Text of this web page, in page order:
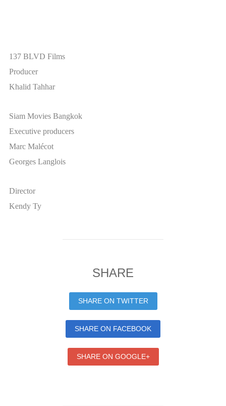
137 BLVD Films
Producer
Khalid Tahhar
Siam Movies Bangkok
Executive producers
Marc Malécot
Georges Langlois
Director
Kendy Ty
SHARE
SHARE ON TWITTER
SHARE ON FACEBOOK
SHARE ON GOOGLE+